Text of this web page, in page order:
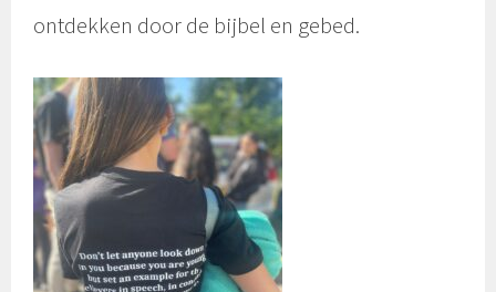
ontdekken door de bijbel en gebed.